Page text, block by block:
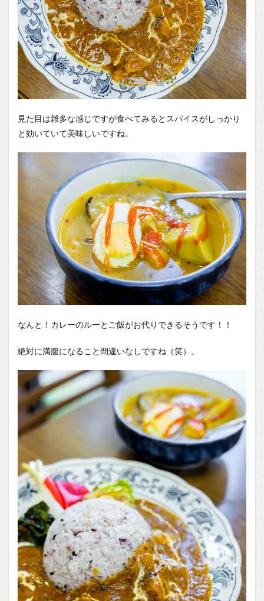
見た目は雑多な感じですが食べてみるとスパイスがしっかり
と効いていて美味しいですね。
なんと！カレーのルーとご飯がお代りできるそうです！！
絶対に満腹になること間違いなしですね（笑）。